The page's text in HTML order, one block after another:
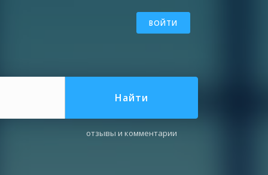
ВОЙТИ
Найти
отзывы и комментарии